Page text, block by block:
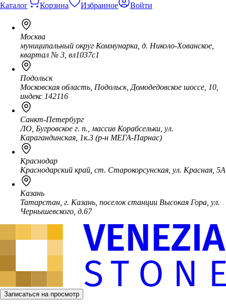
Каталог Корзина Избранное Войти
Москва
муниципальный округ Коммунарка, д. Николо-Хованское,
квартал № 3, вл1037с1
Подольск
Московская область, Подольск, Домодедовское шоссе, 10,
индекс 142116
Санкт-Петербург
ЛО, Бугровское г. п., массив Корабсельки, ул.
Карагандинская, 1к.3 (р-н МЕГА-Парнас)
Краснодар
Краснодарский край, ст. Старокорсунская, ул. Красная, 5А
Казань
Татарстан, г. Казань, поселок станции Высокая Гора, ул.
Чернышевского, д.67
Записаться на просмотр